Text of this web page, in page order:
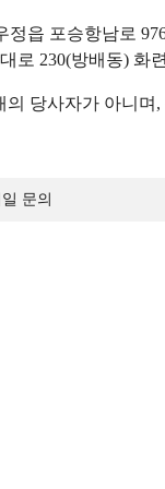
정읍 포승항남로
로 230(방배동) 화
당사자가 아니
문의